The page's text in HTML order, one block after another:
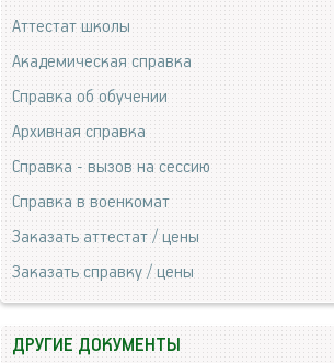
Аттестат школы
Академическая справка
Справка об обучении
Архивная справка
Справка - вызов на сессию
Справка в военкомат
Заказать аттестат / цены
Заказать справку / цены
ДРУГИЕ ДОКУМЕНТЫ